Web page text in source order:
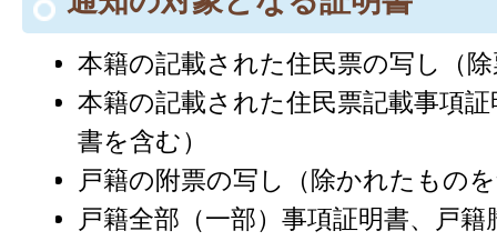
本籍の記載された住民票の写し（
本籍の記載された住民票記載事項
書を含む）
戸籍の附票の写し（除かれたもの
戸籍全部（一部）事項証明書、戸